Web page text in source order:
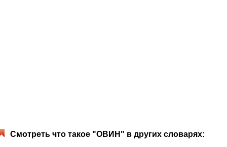
Смотреть что такое "ОВИН" в других словарях: